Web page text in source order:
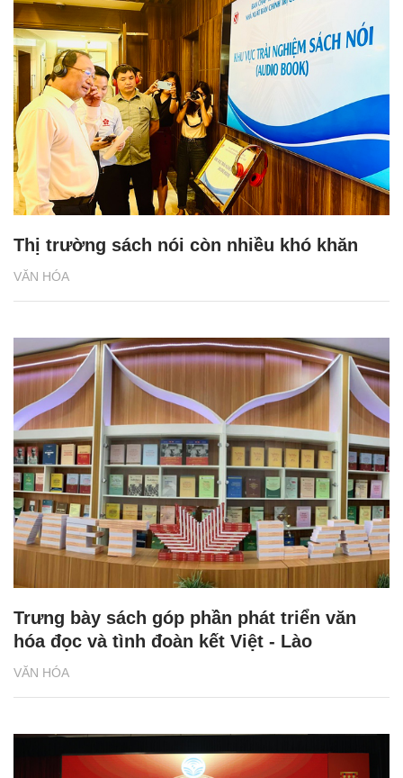
VĂN HÓA
Thị trường sách nói còn nhiều khó khăn
VĂN HÓA
Trưng bày sách góp phần phát triển văn
hóa đọc và tình đoàn kết Việt - Lào